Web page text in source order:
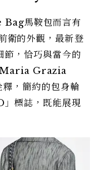
馬鞍包而言有
衛的外觀，最新登
，恰巧與當今的
Maria Grazia
，簡約的包身輪
標誌，既能展現